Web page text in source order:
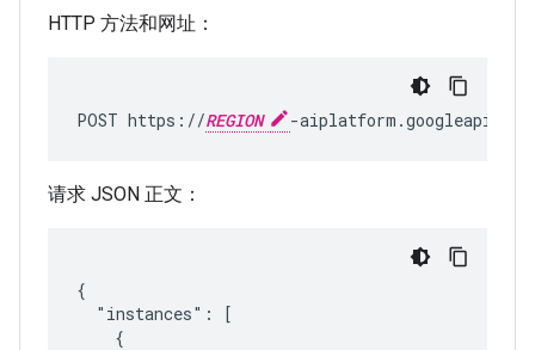
HTTP 方法和网址：
POST https://REGION -
请求 JSON 正文：
{
  "instances": [
    {